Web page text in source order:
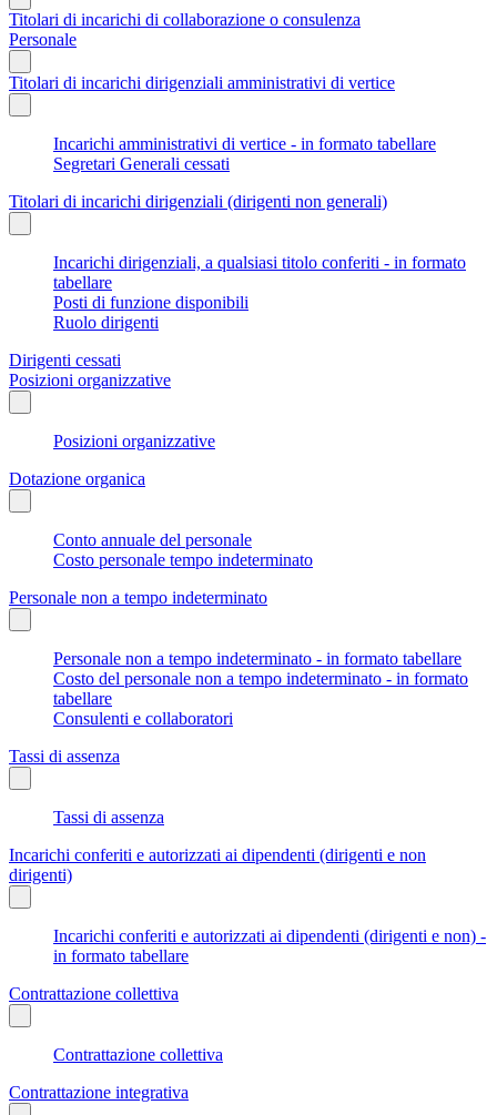
Titolari di incarichi di collaborazione o consulenza
Personale
Titolari di incarichi dirigenziali amministrativi di vertice
Incarichi amministrativi di vertice - in formato tabellare
Segretari Generali cessati
Titolari di incarichi dirigenziali (dirigenti non generali)
Incarichi dirigenziali, a qualsiasi titolo conferiti - in formato
tabellare
Posti di funzione disponibili
Ruolo dirigenti
Dirigenti cessati
Posizioni organizzative
Posizioni organizzative
Dotazione organica
Conto annuale del personale
Costo personale tempo indeterminato
Personale non a tempo indeterminato
Personale non a tempo indeterminato - in formato tabellare
Costo del personale non a tempo indeterminato - in formato
tabellare
Consulenti e collaboratori
Tassi di assenza
Tassi di assenza
Incarichi conferiti e autorizzati ai dipendenti (dirigenti e non
dirigenti)
Incarichi conferiti e autorizzati ai dipendenti (dirigenti e non) -
in formato tabellare
Contrattazione collettiva
Contrattazione collettiva
Contrattazione integrativa